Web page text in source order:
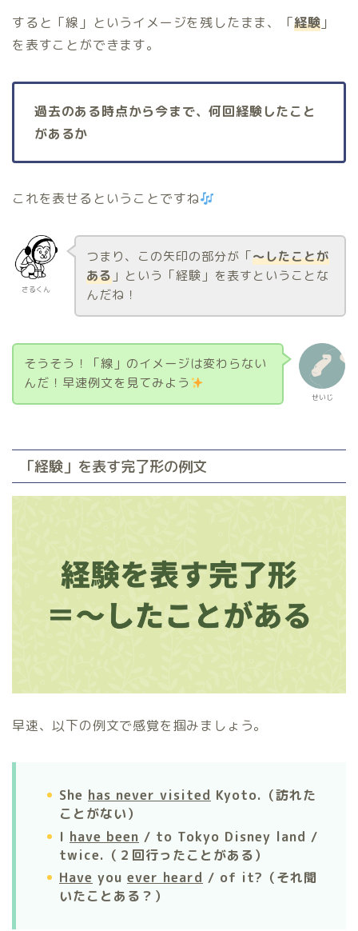
すると「線」というイメージを残したまま、「経験 」
を表すことができます。
過去のある時点から今まで、何回経験したこと
があるか
これを表せるということですね
さるくん
つまり、この矢印の部分が「〜したことが
ある」という「経験」を表すということな
んだね！
せいじ
そうそう！「線」のイメージは変わらない
んだ！早速例文を見てみよう
「経験」を表す完了形の例文
早速、以下の例文で感覚を掴みましょう。
She has never visited Kyoto.（訪れた
ことがない）
I have been / to Tokyo Disney land /
twice.（２回行ったことがある）
Have you ever heard / of it?（それ聞
いたことある？）